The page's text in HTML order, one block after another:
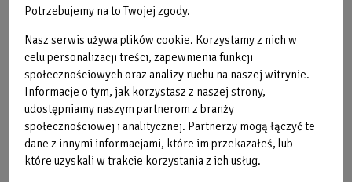
Kórnickie Centrum Rekreacji i Sportu OAZA z siedzibą w
2) Kontakt z Inspektorem Ochrony Danych: imię i nazwisko:
Anna Łuczak, telefon: 61 649 88 75 wew.3, email:
iodo@oaza.kornik.pl
3) Pani/Pana dane osobowe przetwarzane będą w celu
realizacji zadań statutowych KCRiS OAZA i innych
przepisów prawa niezbędnych do realizacji zadań
ustawowych - na podstawie Art. 6 ust. 1 lit. c i e ogólnego
Potrzebujemy na to Twojej zgody.
Nasz serwis używa plików cookie. Korzystamy z nich w
celu personalizacji treści, zapewnienia funkcji
społecznościowych oraz analizy ruchu na naszej witrynie.
Informacje o tym, jak korzystasz z naszej strony,
udostępniamy naszym partnerom z branży
społecznościowej i analitycznej. Partnerzy mogą łączyć te
dane z innymi informacjami, które im przekazałeś, lub
które uzyskali w trakcie korzystania z ich usług.